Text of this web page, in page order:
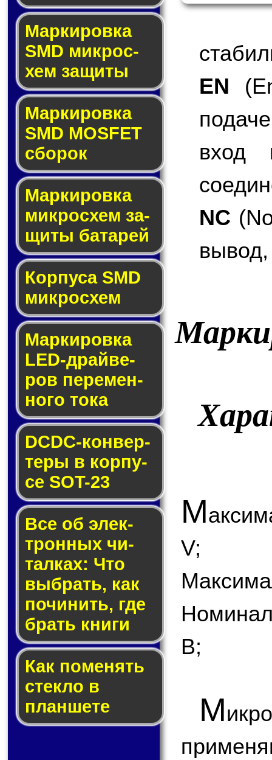
Мар­ки­ров­ка
SMD мик­рос­
хем защиты
Мар­ки­ров­ка
SMD MOSFET
сбо­рок
Мар­ки­ров­ка
мик­ро­схем за­
щи­ты ба­та­рей
Корпуса SMD
мик­ро­схем
Маркировка
LED-драй­ве­
ров пе­ре­мен­
но­го то­ка
DCDC-кон­вер­
те­ры в кор­пу­
се SOT-23
Все об элек­
трон­ных чи­
тал­ках: Что
выб­рать, как
по­чи­нить, где
брать кни­ги
Как по­ме­нять
стек­ло в
планшете
EN
вход
NC
вывод,
М
V;
В;
М